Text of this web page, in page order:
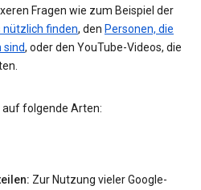
Fragen wie zum Beispiel der
nützlich finden, den Personen, die
sind, oder den YouTube-Videos, die
folgende Arten:
Zur Nutzung vieler Google-